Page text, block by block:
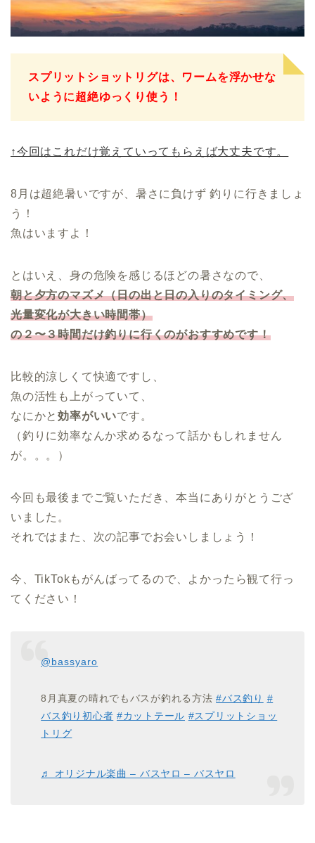
スプリットショットリグは、ワームを浮かせな
いように超絶ゆっくり使う！
↑今回はこれだけ覚えていってもらえば大丈夫です。
8月は超絶暑いですが、暑さに負けず 釣りに行きましょ
う！
魚はいますよ！
とはいえ、身の危険を感じるほどの暑さなので、
朝と夕方のマズメ（日の出と日の入りのタイミング、
光量変化が大きい時間帯）
の２〜３時間だけ釣りに行くのがおすすめです！
比較的涼しくて快適ですし、
魚の活性も上がっていて、
なにかと効率がいいです。
（釣りに効率なんか求めるなって話かもしれません
が。。。）
今回も最後までご覧いただき、本当にありがとうござ
いました。
それではまた、次の記事でお会いしましょう！
今、TikTokもがんばってるので、よかったら観て行っ
てください！
@bassyaro
8月真夏の晴れでもバスが釣れる方法#バス釣り #
バス釣り初心者 #カットテール #スプリットショッ
トリグ
♬ オリジナル楽曲 – バスヤロ – バスヤロ